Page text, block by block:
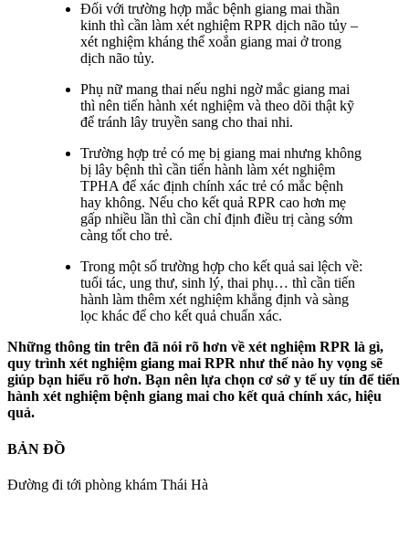
Đối với trường hợp mắc bệnh giang mai thần
kinh thì cần làm xét nghiệm RPR dịch não tủy –
xét nghiệm kháng thể xoắn giang mai ở trong
dịch não tủy.
Phụ nữ mang thai nếu nghi ngờ mắc giang mai
thì nên tiến hành xét nghiệm và theo dõi thật kỹ
để tránh lây truyền sang cho thai nhi.
Trường hợp trẻ có mẹ bị giang mai nhưng không
bị lây bệnh thì cần tiến hành làm xét nghiệm
TPHA để xác định chính xác trẻ có mắc bệnh
hay không. Nếu cho kết quả RPR cao hơn mẹ
gấp nhiều lần thì cần chỉ định điều trị càng sớm
càng tốt cho trẻ.
Trong một số trường hợp cho kết quả sai lệch về:
tuổi tác, ung thư, sinh lý, thai phụ… thì cần tiến
hành làm thêm xét nghiệm khẳng định và sàng
lọc khác để cho kết quả chuẩn xác.
Những thông tin trên đã nói rõ hơn về xét nghiệm RPR là gì,
quy trình xét nghiệm giang mai RPR như thế nào hy vọng sẽ
giúp bạn hiểu rõ hơn. Bạn nên lựa chọn cơ sở y tế uy tín để tiến
hành xét nghiệm bệnh giang mai cho kết quả chính xác, hiệu
quả.
BẢN ĐỒ
Đường đi tới phòng khám Thái Hà